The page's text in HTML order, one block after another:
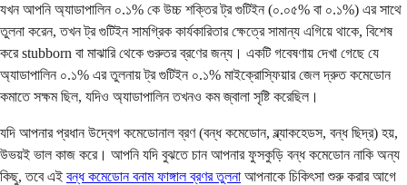
যখন আপনি অ্যাডাপালিন ০.১% কে উচ্চ শক্তির ট্র গুটিইন (০.০৫% বা ০.১%) এর সাথে
তুলনা করেন, তখন ট্র গুটিইন সামগ্রিক কার্যকারিতার ক্ষেত্রে সামান্য এগিয়ে থাকে, বিশেষ
করে stubborn বা মাঝারি থেকে গুরুতর ব্রণের জন্য। একটি গবেষণায় দেখা গেছে যে
অ্যাডাপালিন ০.১% এর তুলনায় ট্র গুটিইন ০.১% মাইক্রোস্ফিয়ার জেল দ্রুত কমেডোন
কমাতে সক্ষম ছিল, যদিও অ্যাডাপালিন তখনও কম জ্বালা সৃষ্টি করেছিল।
যদি আপনার প্রধান উদ্বেগ কমেডোনাল ব্রণ (বন্ধ কমেডোন, ব্ল্যাকহেডস, বন্ধ ছিদ্র) হয়,
উভয়ই ভাল কাজ করে। আপনি যদি বুঝতে চান আপনার ফুসকুড়ি বন্ধ কমেডোন নাকি অন্য
কিছু, তবে এই বন্ধ কমেডোন বনাম ফাঙ্গাল ব্রণর তুলনা আপনাকে চিকিৎসা শুরু করার আগে